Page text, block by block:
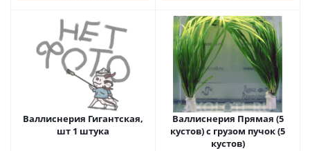
Валлиснерия Гигантская,
шт 1 штука
Валлиснерия Прямая (5
кустов) с грузом пучок (5
кустов)